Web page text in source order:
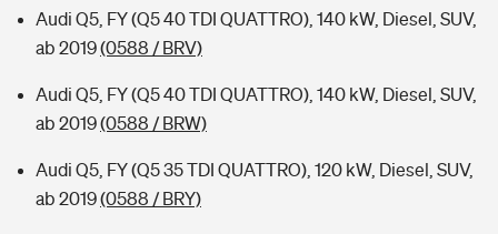
Audi Q5, FY (Q5 40 TDI QUATTRO), 140 kW, Diesel, SUV,
ab 2019(0588 / BRV)
Audi Q5, FY (Q5 40 TDI QUATTRO), 140 kW, Diesel, SUV,
ab 2019(0588 / BRW)
Audi Q5, FY (Q5 35 TDI QUATTRO), 120 kW, Diesel, SUV,
ab 2019(0588 / BRY)